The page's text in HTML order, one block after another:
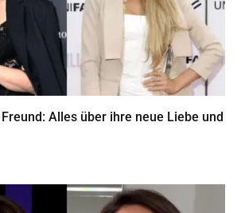
Alles über ihre neue Liebe und